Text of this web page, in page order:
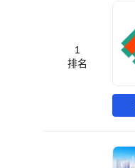
1
排名